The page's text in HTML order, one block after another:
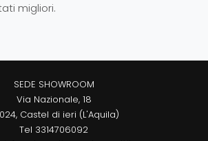
migliori.
SEDE SHOWROOM
Via Nazionale, 18
Castel di ieri (L'Aquila)
Tel 3314706092